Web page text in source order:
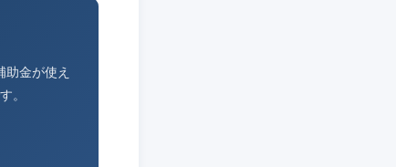
金が使え
。